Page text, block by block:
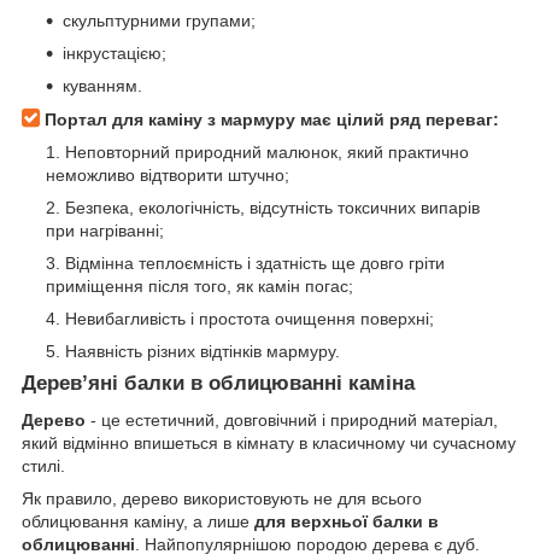
скульптурними групами;
інкрустацією;
куванням.
Портал для каміну з мармуру має цілий ряд переваг:
Неповторний природний малюнок, який практично
неможливо відтворити штучно;
Безпека, екологічність, відсутність токсичних випарів
при нагріванні;
Відмінна теплоємність і здатність ще довго гріти
приміщення після того, як камін погас;
Невибагливість і простота очищення поверхні;
Наявність різних відтінків мармуру.
Дерев’яні балки в облицюванні каміна
Дерево - це естетичний, довговічний і природний матеріал,
який відмінно впишеться в кімнату в класичному чи сучасному
стилі.
Як правило, дерево використовують не для всього
облицювання каміну, а лише для верхньої балки в
облицюванні . Найпопулярнішою породою дерева є дуб.